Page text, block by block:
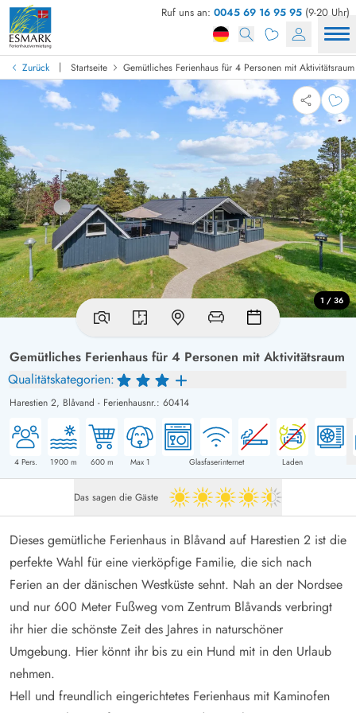
Ruf uns an: 0045 69 16 95 95 (9-20 Uhr)
Zurück | Startseite Gemütliches Ferienhaus für 4 Personen mit Aktivitätsraum
Gemütliches Ferienhaus für 4 Personen mit Aktivitätsraum
Qualitätskategorien:
Harestien 2, Blåvand - Ferienhausnr.: 60414
4Pers. 1900 m 600m Max 1 Glasfaserinternet Laden
1 / 36
Das sagen die Gäste 4.5 von 5
Dieses gemütliche Ferienhaus in Blåvand auf Harestien 2 ist die
perfekte Wahl für eine vierköpfige Familie, die sich nach
Ferien an der dänischen Westküste sehnt. Nah an der Nordsee
und nur 600 Meter Fußweg vom Zentrum Blåvands verbringt
ihr hier die schönste Zeit des Jahres in naturschöner
Umgebung. Hier könnt ihr bis zu ein Hund mit in den Urlaub
nehmen.
Hell und freundlich eingerichtetes Ferienhaus mit Kaminofen